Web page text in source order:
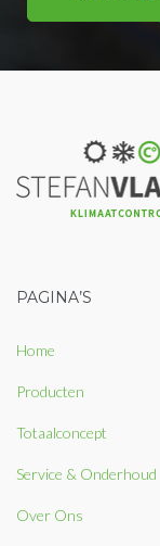
PAGINA’S
Home
Producten
Totaalconcept
Service & Onderhoud
Over Ons